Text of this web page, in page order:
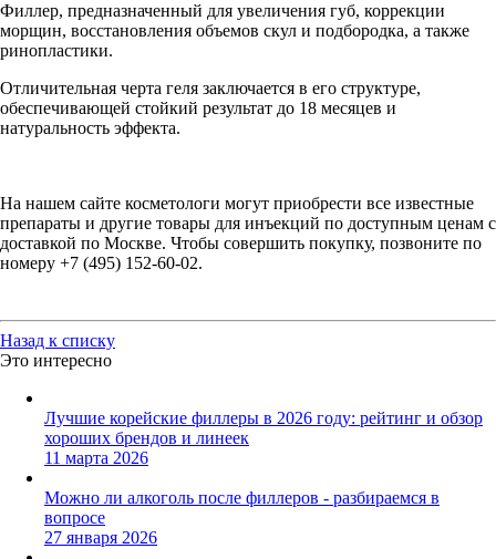
Филлер, предназначенный для увеличения губ, коррекции
морщин, восстановления объемов скул и подбородка, а также
ринопластики.
Отличительная черта геля заключается в его структуре,
обеспечивающей стойкий результат до 18 месяцев и
натуральность эффекта.
На нашем сайте косметологи могут приобрести все известные
препараты и другие товары для инъекций по доступным ценам с
доставкой по Москве. Чтобы совершить покупку, позвоните по
номеру +7 (495) 152-60-02.
Назад к списку
Это интересно
Лучшие корейские филлеры в 2026 году: рейтинг и обзор
хороших брендов и линеек
11 марта 2026
Можно ли алкоголь после филлеров - разбираемся в
вопросе
27 января 2026